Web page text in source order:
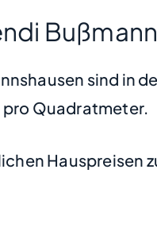
sind
pro Quadratmeter.